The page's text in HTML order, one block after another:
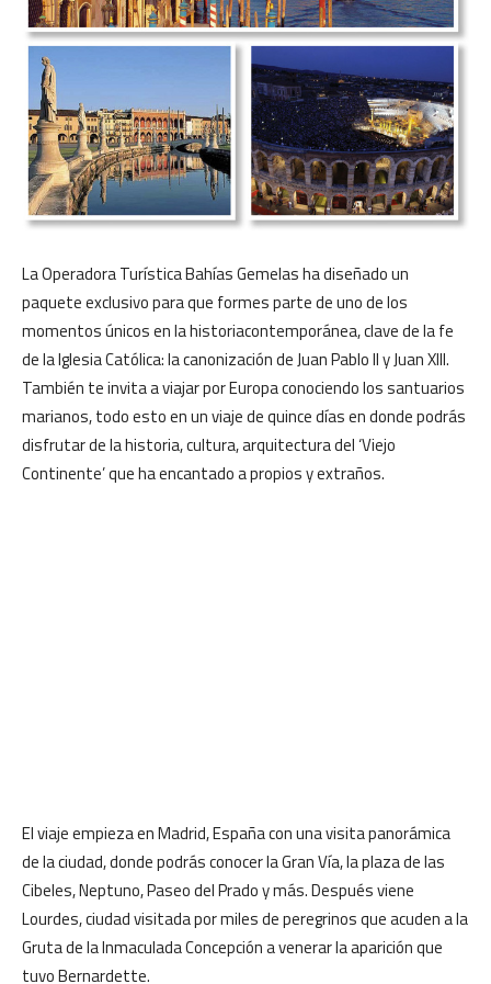
La Operadora Turística Bahías Gemelas ha diseñado un
paquete exclusivo para que formes parte de uno de los
momentos únicos en la historiacontemporánea, clave de la fe
de la Iglesia Católica: la canonización de Juan Pablo II y Juan XIII.
También te invita a viajar por Europa conociendo los santuarios
marianos, todo esto en un viaje de quince días en donde podrás
disfrutar de la historia, cultura, arquitectura del ‘Viejo
Continente’ que ha encantado a propios y extraños.
El viaje empieza en Madrid, España con una visita panorámica
de la ciudad, donde podrás conocer la Gran Vía, la plaza de las
Cibeles, Neptuno, Paseo del Prado y más. Después viene
Lourdes, ciudad visitada por miles de peregrinos que acuden a la
Gruta de la Inmaculada Concepción a venerar la aparición que
tuvo Bernardette.